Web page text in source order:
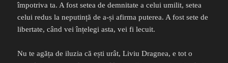
împotriva ta. A fost setea de demnitate a celui umilit, setea
celui redus la neputință de a-și afirma puterea. A fost sete de
libertate, când vei înțelegi asta, vei fi lecuit.
Nu te agăța de iluzia că ești urât, Liviu Dragnea, e tot o